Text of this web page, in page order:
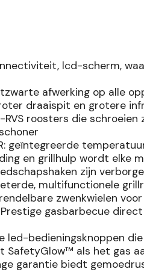
lcd-scherm,
afwerking op alle
draaispit en grotere
RVS roosters die
geïntegreerde
en grillhulp wordt
zijn
multifunctionele
zwenkwielen
Prestige gasbarbecue
de led-
SafetyGlow™ als het gas
garantie biedt